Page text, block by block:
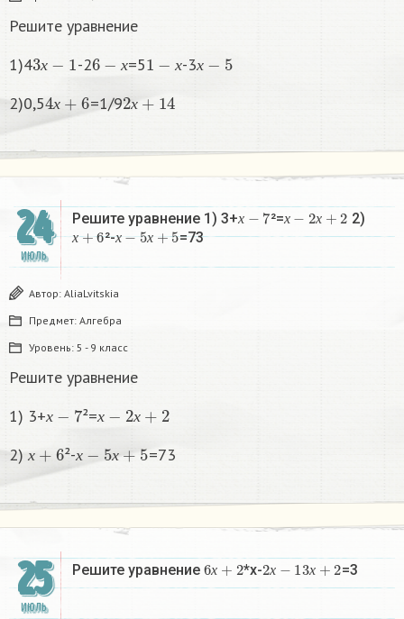
Решите уравнение
1)4
х
3 -2 х
6 =5 х
1 -3х
2)0,5 х
4 =1/9 х
2 14
24
ИЮЛЬ
Решите уравнение 1) 3+ х
х− 7 ²= х
х−2
х
х+2 2)
х
+ ²-х
−5
х
+ =73
Автор: AliaLvitskia
Предмет: Алгебра
Уровень: 5 - 9 класс
Решите уравнение
1) 3+х ²=х х
2)х ²-х х =73
25
ИЮЛЬ
Решите уравнение х
6х +2 *х- х
2х−1
х
3х+2 =3